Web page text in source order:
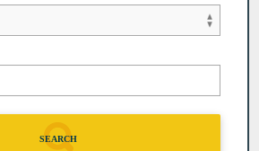
コース開催日の前日(当該日が弊
は、直前の営業日とします）まで
話番号：03-6408-2488、受付時
及び土・日・祝日を除く9:00～1
の日程を変更する旨申し出るもの
SEARCH